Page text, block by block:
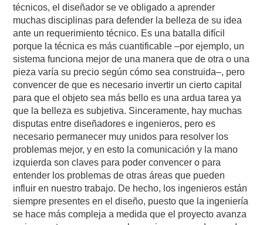
técnicos, el diseñador se ve obligado a aprender
muchas disciplinas para defender la belleza de su idea
ante un requerimiento técnico. Es una batalla difícil
porque la técnica es más cuantificable –por ejemplo, un
sistema funciona mejor de una manera que de otra o una
pieza varía su precio según cómo sea construida–, pero
convencer de que es necesario invertir un cierto capital
para que el objeto sea más bello es una ardua tarea ya
que la belleza es subjetiva. Sinceramente, hay muchas
disputas entre diseñadores e ingenieros, pero es
necesario permanecer muy unidos para resolver los
problemas mejor, y en esto la comunicación y la mano
izquierda son claves para poder convencer o para
entender los problemas de otras áreas que pueden
influir en nuestro trabajo. De hecho, los ingenieros están
siempre presentes en el diseño, puesto que la ingeniería
se hace más compleja a medida que el proyecto avanza